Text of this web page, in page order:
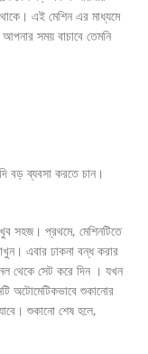
এই মেশিন এর মাধ্যমে
সময় বাচাবে তেমনি
বড় ব্যবসা করতে চান।
খুব সহজ। প্রথমে, মেশিনটিতে
এবার ঢাকনা বন্ধ করার
থেকে সেট করে দিন । যখন
অটোমেটিকভাবে শুকানোর
শুকানো শেষ হলে,